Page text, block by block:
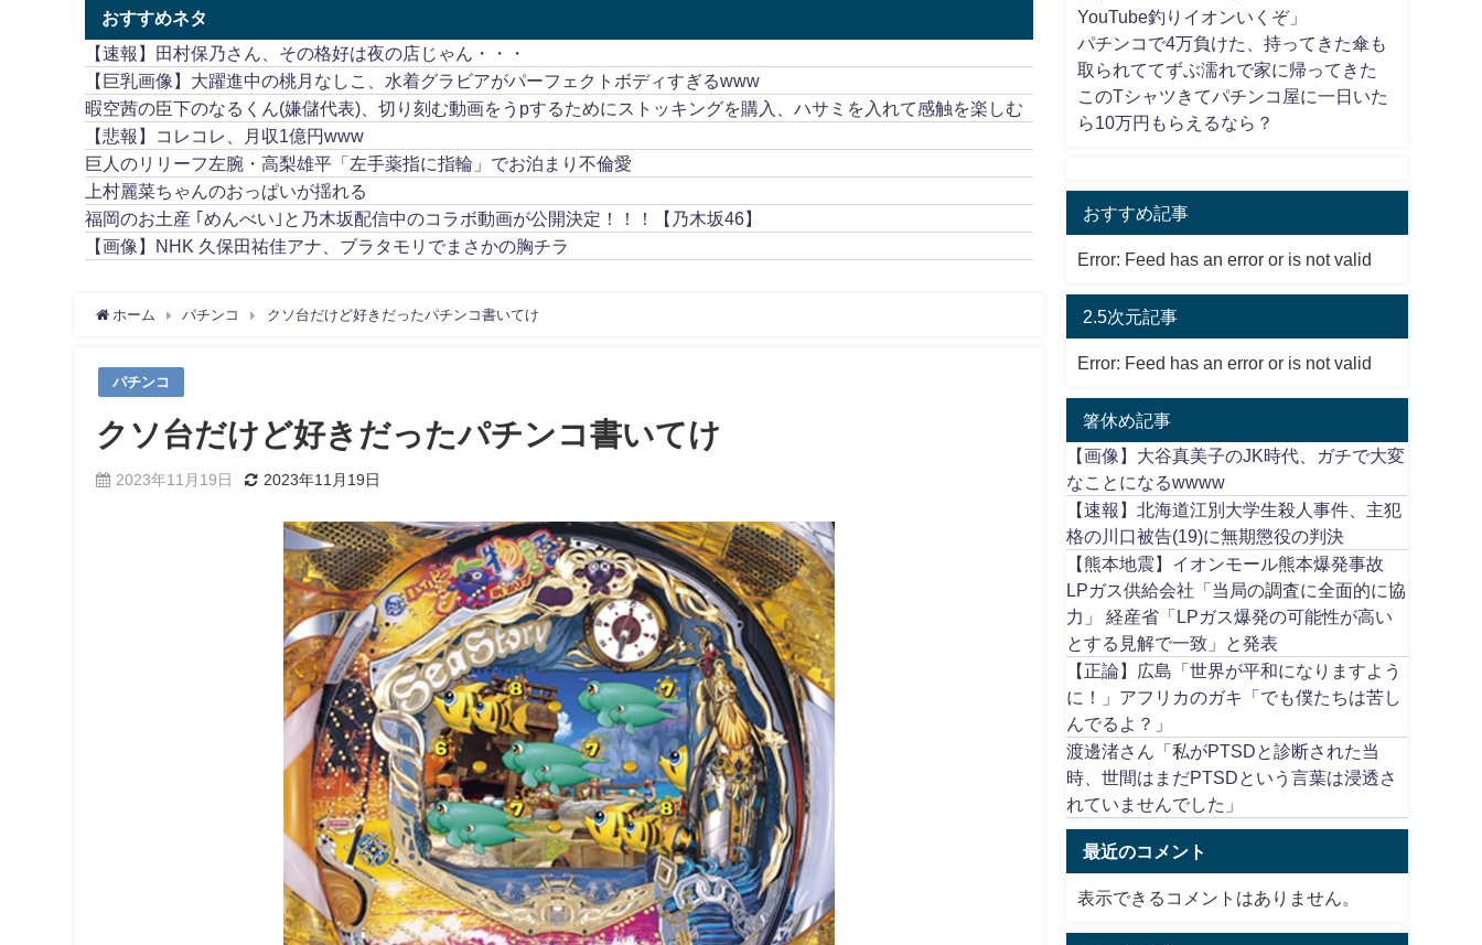
おすすめネタ
【速報】田村保乃さん、その格好は夜の店じゃん・・・
【巨乳画像】大躍進中の桃月なしこ、水着グラビアがパーフェクトボディすぎるwww
暇空茜の臣下のなるくん(嫌儲代表)、切り刻む動画をうpするためにストッキングを購入、ハサミを入れて感触を楽しむ
【悲報】コレコレ、月収1億円www
巨人のリリーフ左腕・高梨雄平「左手薬指に指輪」でお泊まり不倫愛
上村麗菜ちゃんのおっぱいが揺れる
福岡のお土産 ｢めんべい｣と乃木坂配信中のコラボ動画が公開決定！！！【乃木坂46】
【画像】NHK 久保田祐佳アナ、ブラタモリでまさかの胸チラ
ホーム パチンコ クソ台だけど好きだったパチンコ書いてけ
パチンコ
クソ台だけど好きだったパチンコ書いてけ
2023年11月19日 2023年11月19日
YouTube釣りイオンいくぞ」
パチンコで4万負けた、持ってきた傘も
取られててずぶ濡れで家に帰ってきた
このTシャツきてパチンコ屋に一日いた
ら10万円もらえるなら？
おすすめ記事
Error: Feed has an error or is not valid
2.5次元記事
Error: Feed has an error or is not valid
箸休め記事
【画像】大谷真美子のJK時代、ガチで大変
なことになるwwww
【速報】北海道江別大学生殺人事件、主犯
格の川口被告(19)に無期懲役の判決
【熊本地震】イオンモール熊本爆発事故
LPガス供給会社「当局の調査に全面的に協
力」 経産省「LPガス爆発の可能性が高い
とする見解で一致」と発表
【正論】広島「世界が平和になりますよう
に！」アフリカのガキ「でも僕たちは苦し
んでるよ？」
渡邊渚さん「私がPTSDと診断された当
時、世間はまだPTSDという言葉は浸透さ
れていませんでした」
最近のコメント
表示できるコメントはありません。